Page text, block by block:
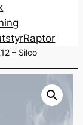
Raptor
– Silco